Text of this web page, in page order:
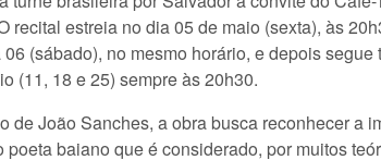
recital estreia no dia 05 de maio (sexta), às
(sábado), no mesmo horário, e depois segue
(11, 18 e 25) sempre às 20h30.
de João Sanches, a obra busca reconhecer a
poeta baiano que é considerado, por muitos